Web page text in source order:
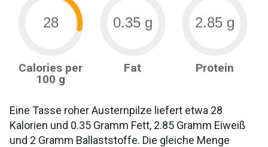
28
Calories per
100 g
0.35 g
Fat
2.85 g
Protein
Eine Tasse roher Austernpilze liefert etwa 28
Kalorien und 0.35 Gramm Fett, 2.85 Gramm Eiweiß
und 2 Gramm Ballaststoffe. Die gleiche Menge